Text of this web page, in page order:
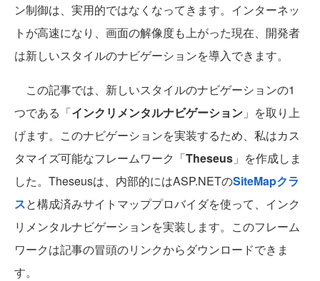
ン制御は、実用的ではなくなってきます。インターネッ
トが高速になり、画面の解像度も上がった現在、開発者
は新しいスタイルのナビゲーションを導入できます。
この記事では、新しいスタイルのナビゲーションの1
つである「インクリメンタルナビゲーション 」を取り上
げます。このナビゲーションを実装するため、私はカス
タマイズ可能なフレームワーク「Theseus 」を作成しま
した。Theseusは、内部的にはASP.NETのSiteMapクラ
スと構成済みサイトマッププロバイダを使って、インク
リメンタルナビゲーションを実装します。このフレーム
ワークは記事の冒頭のリンクからダウンロードできま
す。